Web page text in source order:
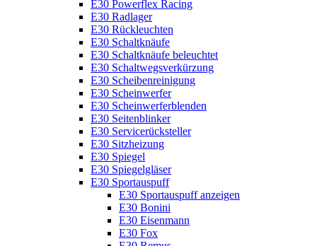
E30 Powerflex Racing
E30 Radlager
E30 Rückleuchten
E30 Schaltknäufe
E30 Schaltknäufe beleuchtet
E30 Schaltwegsverkürzung
E30 Scheibenreinigung
E30 Scheinwerfer
E30 Scheinwerferblenden
E30 Seitenblinker
E30 Servicerücksteller
E30 Sitzheizung
E30 Spiegel
E30 Spiegelgläser
E30 Sportauspuff
E30 Sportauspuff anzeigen
E30 Bonini
E30 Eisenmann
E30 Fox